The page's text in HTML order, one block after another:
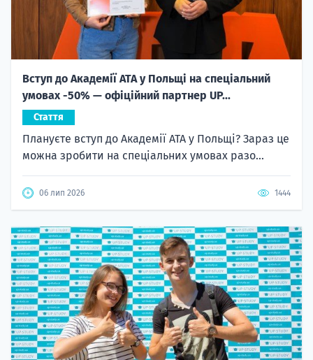
Вступ до Академії ATA у Польщі на спеціальний
умовах -50% — офіційний партнер UP...
Стаття
Плануєте вступ до Академії ATA у Польщі? Зараз це
можна зробити на спеціальних умовах разо...
06 лип 2026 1444